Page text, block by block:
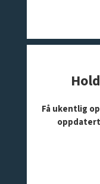
Få ukentlig